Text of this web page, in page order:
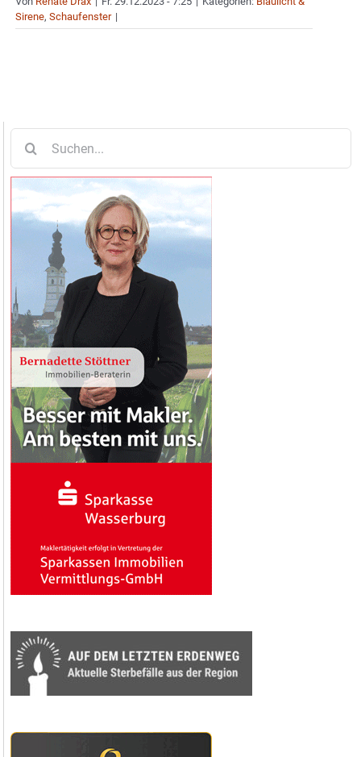
Sirene, Schaufenster |
nach: